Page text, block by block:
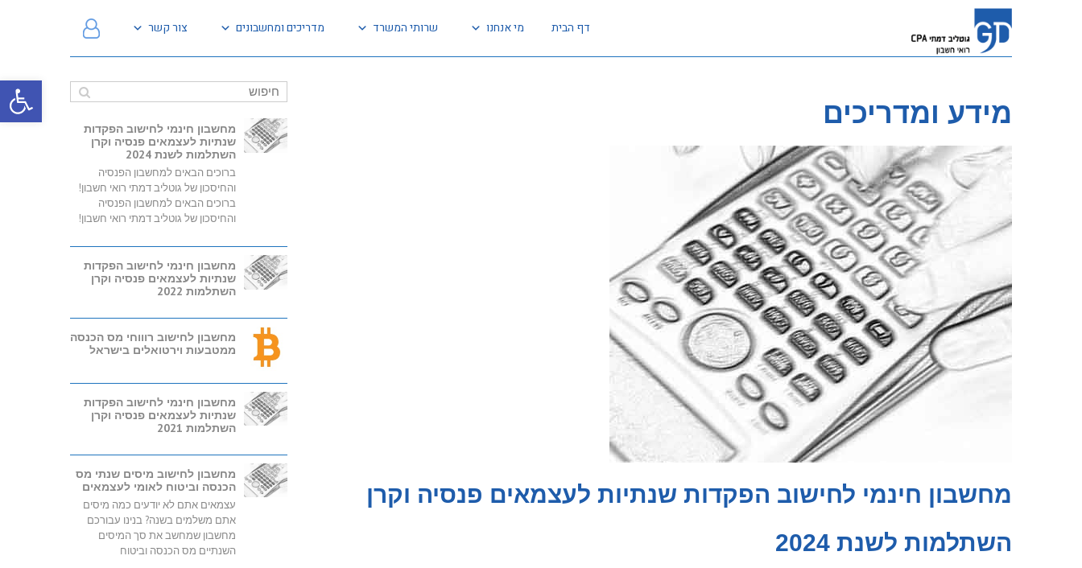
דף הבית מי אנחנו שרותי המשרד מדריכים ומחשבונים צור קשר
מידע ומדריכים
מחשבון חינמי לחישוב הפקדות שנתיות לעצמאים פנסיה וקרן
השתלמות לשנת 2024
מחשבון חינמי לחישוב הפקדות
שנתיות לעצמאים פנסיה וקרן
השתלמות לשנת 2024
ברוכים הבאים למחשבון הפנסיה
והחיסכון של גוטליב דמתי רואי חשבון!
ברוכים הבאים למחשבון הפנסיה
והחיסכון של גוטליב דמתי רואי חשבון!
מחשבון חינמי לחישוב הפקדות
שנתיות לעצמאים פנסיה וקרן
השתלמות 2022
מחשבון לחישוב רוווחי מס הכנסה
ממטבעות וירטואלים בישראל
מחשבון חינמי לחישוב הפקדות
שנתיות לעצמאים פנסיה וקרן
השתלמות 2021
מחשבון לחישוב מיסים שנתי מס
הכנסה וביטוח לאומי לעצמאים
עצמאים אתם לא יודעים כמה מיסים
אתם משלמים בשנה? בנינו עבורכם
מחשבון שמחשב את סך המיסים
השנתיים מס הכנסה וביטוח